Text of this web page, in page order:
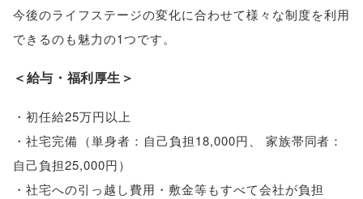
今後のライフステージの変化に合わせて様々な制度を利用
できるのも魅力の1つです。
＜給与・福利厚生＞
・初任給25万円以上
・社宅完備 （単身者：自己負担18,000円
家族帯同者：
自己負担25,000円）
・社宅への引っ越し費用・敷金等もすべて会社が負担